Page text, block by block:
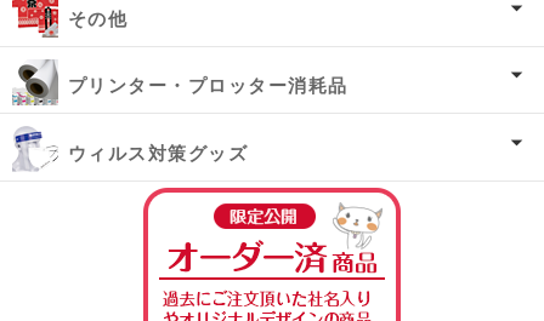
その他
プリンター・プロッター消耗品
ウィルス対策グッズ